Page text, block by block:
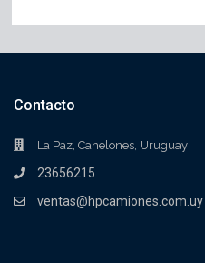
Contacto
La Paz, Canelones, Uruguay
23656215
ventas@hpcamiones.com.uy